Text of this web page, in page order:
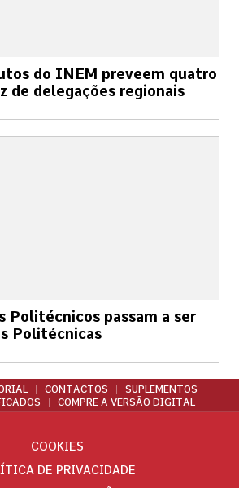
do INEM preveem quatro
de delegações regionais
passam a ser
Politécnicas
CONTACTOS
SUPLEMENTOS
COMPRE A VERSÃO DIGITAL
COOKIES
DE PRIVACIDADE